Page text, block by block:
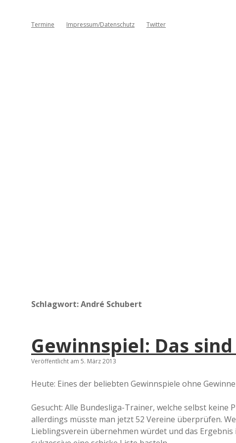
Termine Impressum/Datenschutz Twitter
Schlagwort:André Schubert
Gewinnspiel: Das
Veröffentlicht am 5. März 2013
Heute: Eines der beliebten Gewinnspiele ohne
Gesucht: Alle Bundesliga-Trainer, welche selbst
allerdings müsste man jetzt 52 Vereine überprüfen.
Lieblingsverein übernehmen würdet und das